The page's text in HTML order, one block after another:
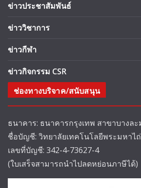
ข่าวประชาสัมพันธ์
ข่าววิชาการ
ข่าวกีฬา
ข่าวกิจกรรม CSR
ช่องทางบริจาค/สนับสนุน
ธนาคาร: ธนาคารกรุงเทพ สาขาบางละ
ชื่อบัญชี: วิทยาลัยเทคโนโลยีพระมหาไ
เลขที่บัญชี: 342-4-73627-4
(ใบเสร็จสามารถนำไปลดหย่อนภาษีได้)